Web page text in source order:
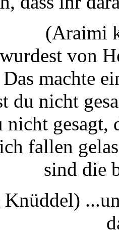
(Araimi
von
Das machte
du nicht
nicht
fallen
sind die